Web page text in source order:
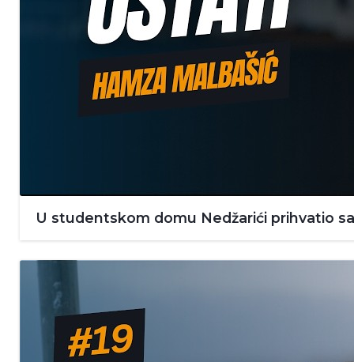
U studentskom domu Nedžarići prihvatio